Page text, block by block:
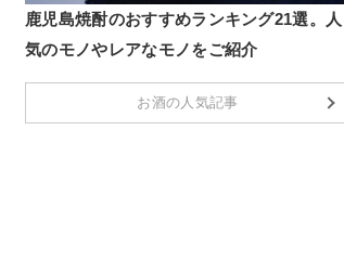
鹿児島焼酎のおすすめランキング21選。人
気のモノやレアなモノをご紹介
お酒の人気記事